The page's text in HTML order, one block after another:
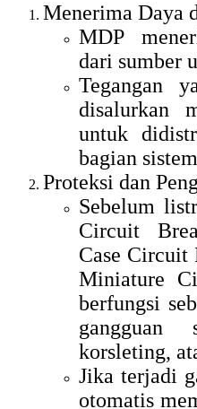
Menerima Daya
MDP
dari sumber
Tegangan
disalurkan
untuk
bagian
Proteksi dan
Sebelum
Circuit
Case Circuit
Miniature
berfungsi
gangguan
korsleting,
Jika terjadi
otomatis